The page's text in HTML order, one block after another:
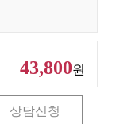
43,800원